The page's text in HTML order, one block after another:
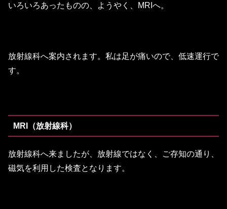
いろいろあったものの、ようやく、MRIへ。
放射線科へ案内されます。私は足が痛いので、低速運行で
す。
MRI（放射線科）
放射線科へ来ましたが、放射線ではなく、ご存知の通り、
磁気を利用した検査となります。